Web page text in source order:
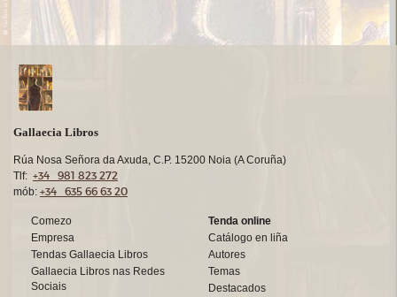
Gallaecia Libros
Rúa Nosa Señora da Axuda, C.P. 15200 Noia (A Coruña)
Tlf: +34 981 823 272
mób: +34 635 66 63 20
Comezo
Empresa
Tendas Gallaecia Libros
Gallaecia Libros nas Redes
Sociais
Tenda online
Catálogo en liña
Autores
Temas
Destacados